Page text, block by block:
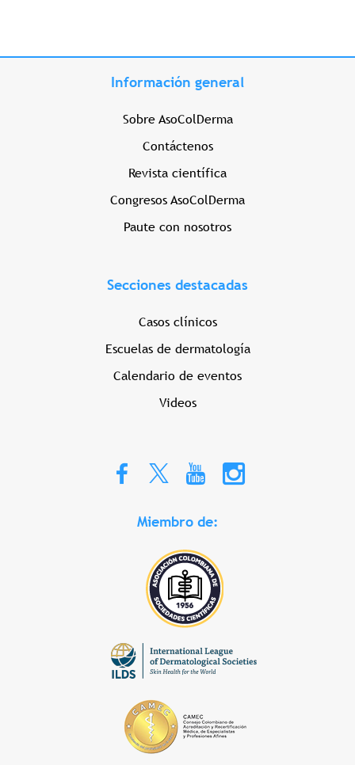
Información general
Sobre AsoColDerma
Contáctenos
Revista científica
Congresos AsoColDerma
Paute con nosotros
Secciones destacadas
Casos clínicos
Escuelas de dermatología
Calendario de eventos
Videos
Miembro de: